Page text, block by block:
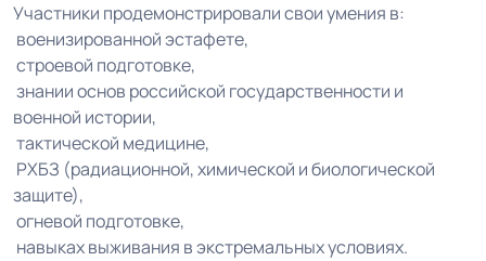
Участники продемонстрировали свои умения в:
военизированной эстафете,
строевой подготовке,
знании основ российской государственности и
военной истории,
тактической медицине,
РХБЗ (радиационной, химической и биологической
защите),
огневой подготовке,
навыках выживания в экстремальных условиях.